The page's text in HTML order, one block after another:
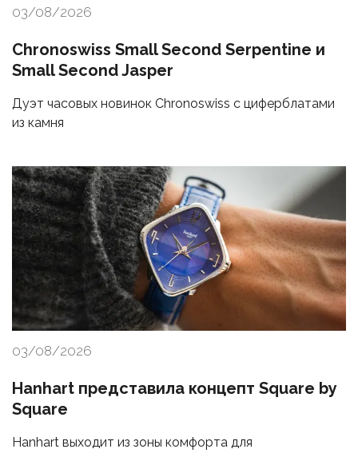
03/08/2026
Chronoswiss Small Second Serpentine и
Small Second Jasper
Дуэт часовых новинок Chronoswiss с циферблатами
из камня
03/08/2026
Hanhart представила концепт Square by
Square
Hanhart выходит из зоны комфорта для